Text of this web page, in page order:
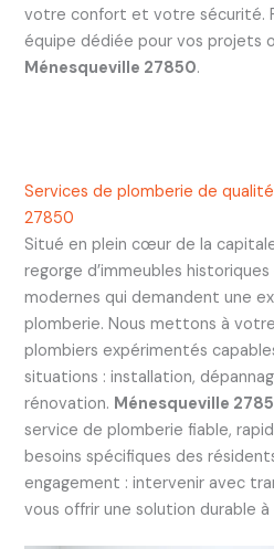
votre confort et votre sécurité.
équipe dédiée pour vos projets
Ménesqueville 27850.
Services de plomberie de
27850
Situé en plein cœur de la
regorge d’immeubles
modernes qui demandent une
plomberie. Nous mettons à
plombiers expérimentés
situations : installation,
rénovation. Ménesqueville
service de plomberie fiable,
besoins spécifiques des
engagement : intervenir avec
vous offrir une solution durable